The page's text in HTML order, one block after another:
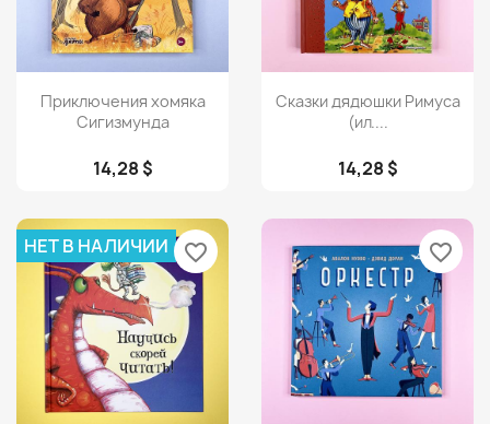
Просмотр
Приключения хомяка
Сигизмунда
14,28 $
Просмотр
Сказки дядюшки Римуса
(ил....
14,28 $
НЕТ В НАЛИЧИИ favorite_border favorite_border